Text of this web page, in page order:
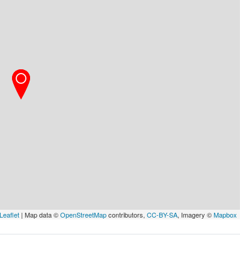
Leaflet | Map data ©OpenStreetMapcontributors, CC-BY-SA, Imagery ©Mapbox